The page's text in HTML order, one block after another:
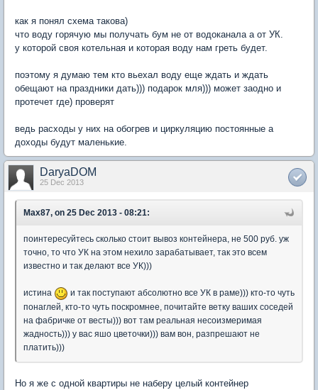
как я понял схема такова)
что воду горячую мы получать бум не от водоканала а от УК.
у которой своя котельная и которая воду нам греть будет.
поэтому я думаю тем кто вьехал воду еще ждать и ждать
обещают на праздники дать))) подарок мля))) может заодно и
протечет где) проверят
ведь расходы у них на обогрев и циркуляцию постоянные а
доходы будут маленькие.
DaryaDOM
25 Dec 2013
Max87, on 25 Dec 2013 - 08:21:
поинтересуйтесь сколько стоит вывоз контейнера, не 500 руб. уж
точно, то что УК на этом нехило зарабатывает, так это всем
известно и так делают все УК)))
истина
и так поступают абсолютно все УК в раме))) кто-то чуть
понаглей, кто-то чуть поскромнее, почитайте ветку ваших соседей
на фабричке от весты))) вот там реальная несоизмеримая
жадность))) у вас яшо цветочки))) вам вон, разпрешают не
платить)))
Но я же с одной квартиры не наберу целый контейнер